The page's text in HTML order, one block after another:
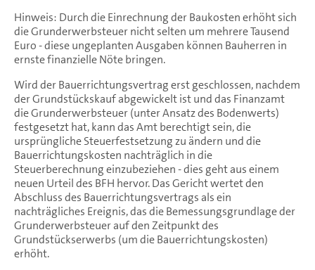
Hinweis: Durch die Einrechnung der Baukosten erhöht sich
die Grunderwerbsteuer nicht selten um mehrere Tausend
Euro - diese ungeplanten Ausgaben können Bauherren in
ernste finanzielle Nöte bringen.
Wird der Bauerrichtungsvertrag erst geschlossen, nachdem
der Grundstückskauf abgewickelt ist und das Finanzamt
die Grunderwerbsteuer (unter Ansatz des Bodenwerts)
festgesetzt hat, kann das Amt berechtigt sein, die
ursprüngliche Steuerfestsetzung zu ändern und die
Bauerrichtungskosten nachträglich in die
Steuerberechnung einzubeziehen - dies geht aus einem
neuen Urteil des BFH hervor. Das Gericht wertet den
Abschluss des Bauerrichtungsvertrags als ein
nachträgliches Ereignis, das die Bemessungsgrundlage der
Grunderwerbsteuer auf den Zeitpunkt des
Grundstückserwerbs (um die Bauerrichtungskosten)
erhöht.